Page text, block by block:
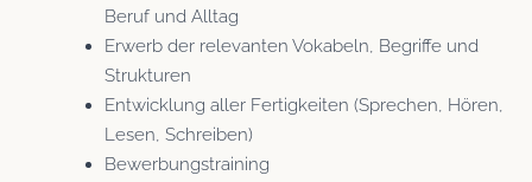
Beruf und Alltag
Erwerb der relevanten Vokabeln, Begriffe und
Strukturen
Entwicklung aller Fertigkeiten (Sprechen, Hören,
Lesen, Schreiben)
Bewerbungstraining